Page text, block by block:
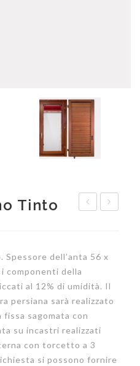
legno
laccata
alla
Tinto
Spessore dell’anta 56 x
componenti della
al 12% di umidità. Il
persiana sarà realizzato
sagomata con
su incastri realizzati
con torcetto a 3
si possono fornire